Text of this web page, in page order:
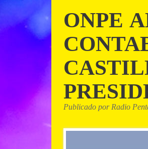
ONPE
Publicado por Radio